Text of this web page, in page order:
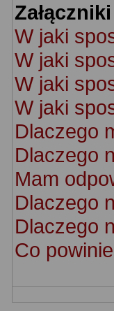
Załączniki
W jaki
W jaki
W jaki
W jaki
Dlaczego
Dlaczego
Mam
Dlaczego
Dlaczego
Co